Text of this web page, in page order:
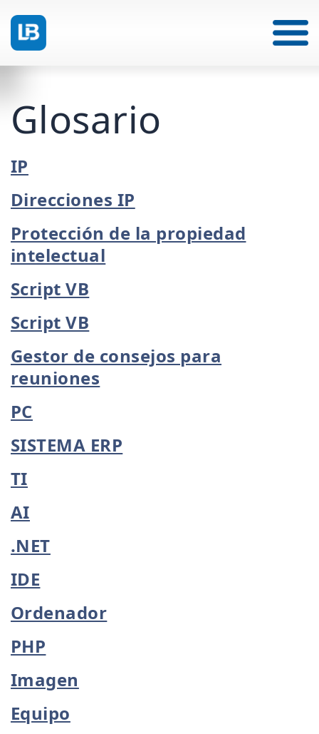
Glosario
IP
Direcciones IP
Protección de la propiedad
intelectual
Script VB
Script VB
Gestor de consejos para
reuniones
PC
SISTEMA ERP
TI
AI
.NET
IDE
Ordenador
PHP
Imagen
Equipo